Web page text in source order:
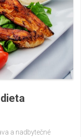
a nadbytečné